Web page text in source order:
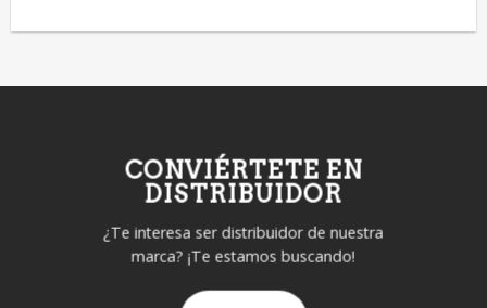
CONVIÉRTETE EN
DISTRIBUIDOR
¿Te interesa ser distribuidor de nuestra
marca? ¡Te estamos buscando!